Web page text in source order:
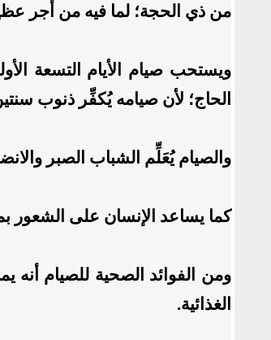
من ذي الحجة؛ لما فيه من أجر
ويستحب صيام الأيام التسعة
الحاج؛ لأن صيامه يُكفِّر ذنوب
والصيام يُعَلِّم الشباب الصبر
كما يساعد الإنسان على الشعور
ومن الفوائد الصحية للصيام أنه
الغذائية.